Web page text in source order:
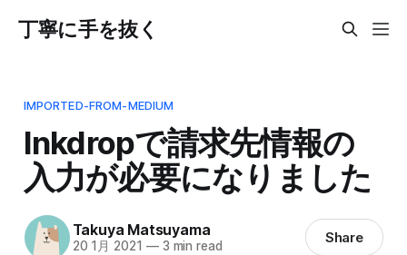
丁寧に手を抜く
IMPORTED-FROM-MEDIUM
Inkdropで請求先情報の
入力が必要になりました
Takuya Matsuyama
20 1月 2021 —3 min read Share